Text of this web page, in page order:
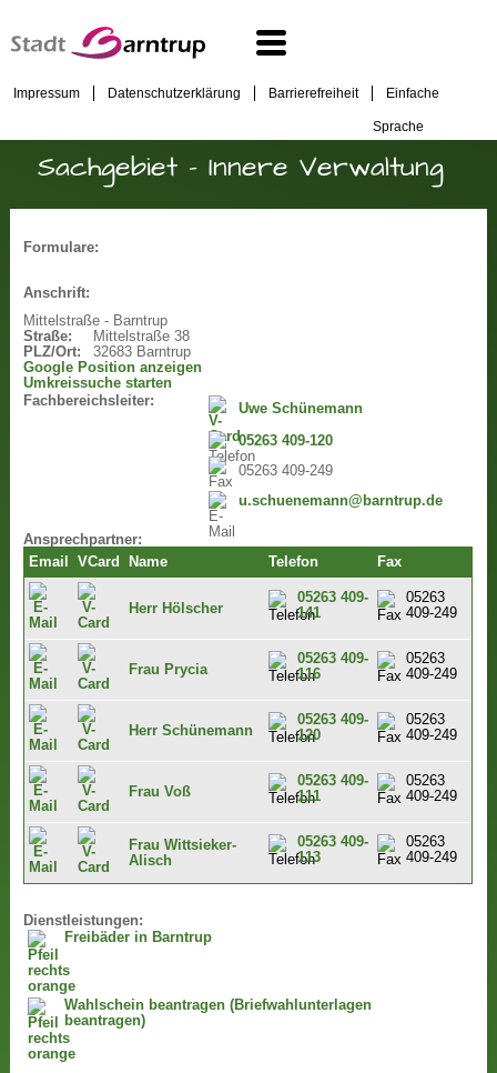
Impressum Datenschutzerklärung Barrierefreiheit Einfache
Sprache
Sachgebiet - Innere Verwaltung
Formulare:
Anschrift:
Mittelstraße - Barntrup
Straße:
Mittelstraße 38
PLZ/Ort:
32683 Barntrup
Google Position anzeigen
Umkreissuche starten
Fachbereichsleiter:
Uwe Schünemann
05263 409-120
05263 409-249
u.schuenemann@barntrup.de
Ansprechpartner:
Email
VCard Name Telefon Fax
Herr Hölscher
05263 409-
141
05263
409-249
Frau Prycia
05263 409-
116
05263
409-249
Herr Schünemann
05263 409-
120
05263
409-249
Frau Voß
05263 409-
111
05263
409-249
Frau Wittsieker-
Alisch
05263 409-
113
05263
409-249
Dienstleistungen:
Freibäder in Barntrup
Wahlschein beantragen (Briefwahlunterlagen
beantragen)